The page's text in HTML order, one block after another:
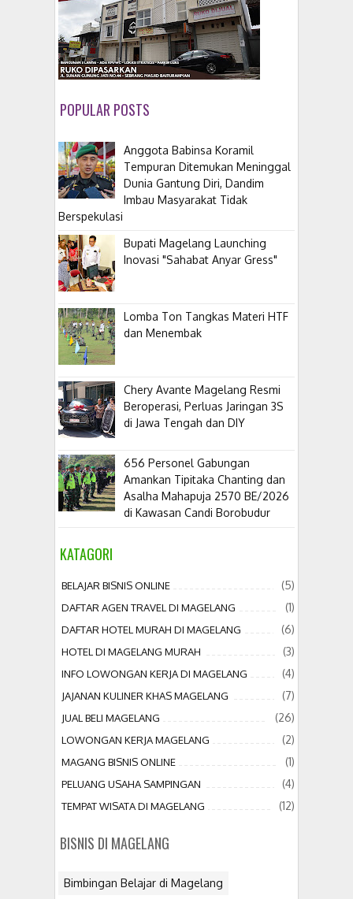
POPULAR POSTS
Anggota Babinsa Koramil
Tempuran Ditemukan Meninggal
Dunia Gantung Diri, Dandim
Imbau Masyarakat Tidak
Berspekulasi
Bupati Magelang Launching
Inovasi "Sahabat Anyar Gress"
Lomba Ton Tangkas Materi HTF
dan Menembak
​Chery Avante Magelang Resmi
Beroperasi, Perluas Jaringan 3S
di Jawa Tengah dan DIY
656 Personel Gabungan
Amankan Tipitaka Chanting dan
Asalha Mahapuja 2570 BE/2026
di Kawasan Candi Borobudur
KATAGORI
BELAJAR BISNIS ONLINE (5)
DAFTAR AGEN TRAVEL DI MAGELANG (1)
DAFTAR HOTEL MURAH DI MAGELANG (6)
HOTEL DI MAGELANG MURAH (3)
INFO LOWONGAN KERJA DI MAGELANG (4)
JAJANAN KULINER KHAS MAGELANG (7)
JUAL BELI MAGELANG (26)
LOWONGAN KERJA MAGELANG (2)
MAGANG BISNIS ONLINE (1)
PELUANG USAHA SAMPINGAN (4)
TEMPAT WISATA DI MAGELANG (12)
BISNIS DI MAGELANG
Bimbingan Belajar di Magelang